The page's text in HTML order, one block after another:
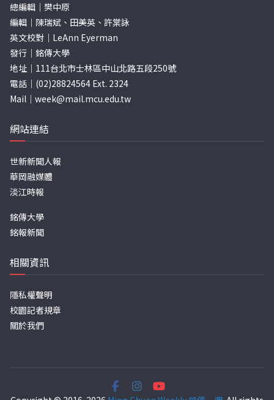
總編輯｜樊中原
編輯｜陳瑞斌、田美英、許棠詠
英文校對｜LeAnn Eyerman
發行｜銘傳大學
地址｜111台北市士林區中山北路五段250號
電話｜(02)28824564 Ext. 2324
Mail｜ week@mail.mcu.edu.tw
網站連結
世新新聞人報
華岡融媒體
淡江時報
銘傳大學
銘報新聞
相關資訊
隱私權聲明
校園記者規章
關於我們